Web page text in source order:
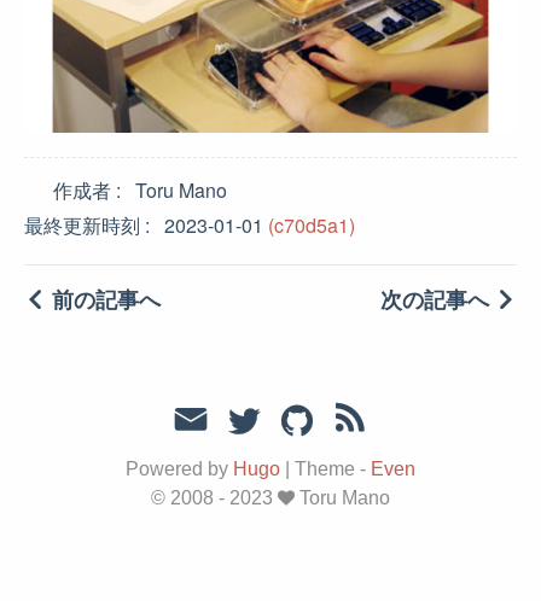
作成者
Toru Mano
最終更新時刻
2023-01-01 (c70d5a1)
前の記事へ 次の記事へ
Powered by Hugo Theme - Even
© 2008 - 2023
Toru Mano